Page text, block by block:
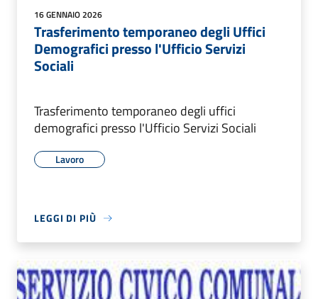
16 GENNAIO 2026
Trasferimento temporaneo degli Uffici
Demografici presso l'Ufficio Servizi
Sociali
Trasferimento temporaneo degli uffici
demografici presso l'Ufficio Servizi Sociali
Lavoro
LEGGI DI PIÙ